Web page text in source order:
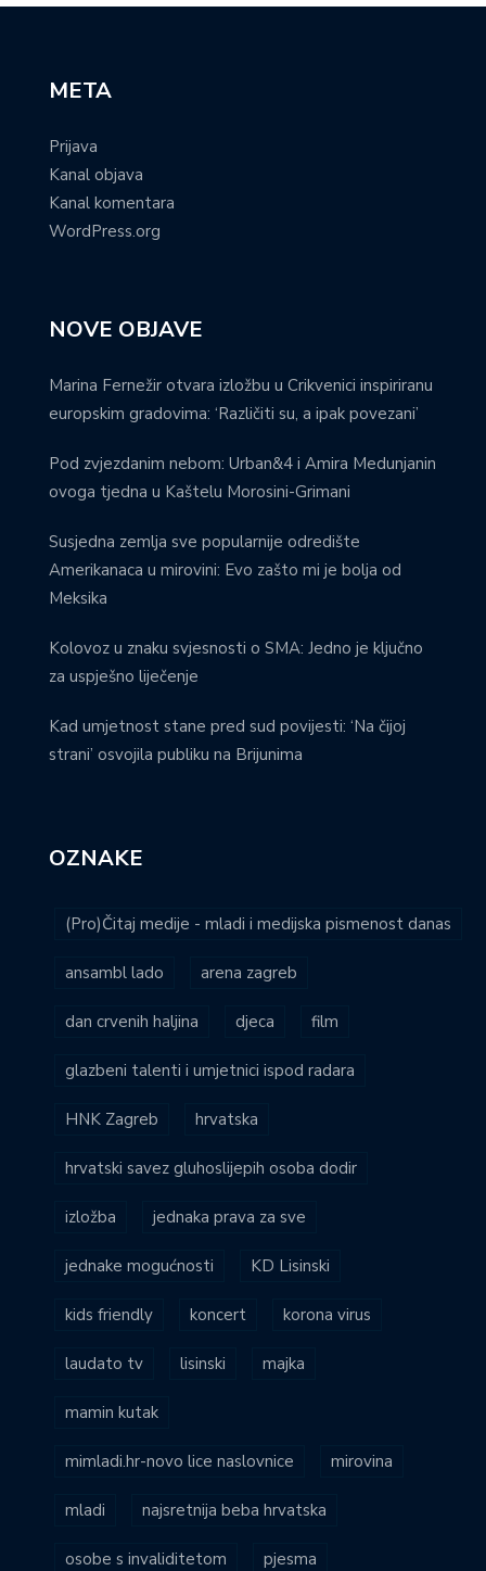
META
Prijava
Kanal objava
Kanal komentara
WordPress.org
NOVE OBJAVE
Marina Fernežir otvara izložbu u Crikvenici inspiriranu
europskim gradovima: ‘Različiti su, a ipak povezani’
Pod zvjezdanim nebom: Urban&4 i Amira Medunjanin
ovoga tjedna u Kaštelu Morosini-Grimani
Susjedna zemlja sve popularnije odredište
Amerikanaca u mirovini: Evo zašto mi je bolja od
Meksika
Kolovoz u znaku svjesnosti o SMA: Jedno je ključno
za uspješno liječenje
Kad umjetnost stane pred sud povijesti: ‘Na čijoj
strani’ osvojila publiku na Brijunima
OZNAKE
(Pro)Čitaj medije - mladi i medijska pismenost danas
ansambl lado arena zagreb
dan crvenih haljina djeca film
glazbeni talenti i umjetnici ispod radara
HNK Zagreb hrvatska
hrvatski savez gluhoslijepih osoba dodir
izložba jednaka prava za sve
jednake mogućnosti KD Lisinski
kids friendly koncert korona virus
laudato tv lisinski majka
mamin kutak
mimladi.hr-novo lice naslovnice mirovina
mladi najsretnija beba hrvatska
osobe s invaliditetom pjesma